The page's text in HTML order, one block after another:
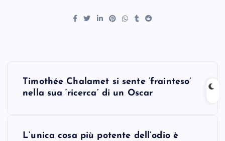
Timothée Chalamet si sente ‘frainteso’
nella sua ‘ricerca’ di un Oscar
L’unica cosa più potente dell’odio è